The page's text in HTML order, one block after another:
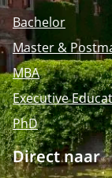
Bachelor
Master &
MBA
Executive
PhD
Direct naar